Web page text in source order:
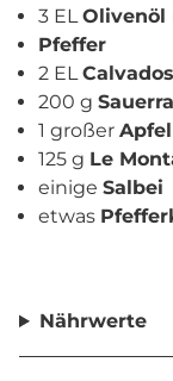
3 ELOlivenöl
Pfeffer
2 ELCalvados
200 g
1 großer Apfel
125 g Le
einige Salbei
etwas
Nährwerte